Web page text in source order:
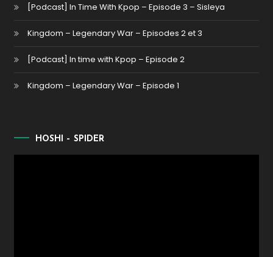
[Podcast] In Time With Kpop – Episode 3 – Sisleya
Kingdom – Legendary War – Episodes 2 et 3
[Podcast] In time with Kpop – Episode 2
Kingdom – Legendary War – Episode 1
HOSHI – SPIDER